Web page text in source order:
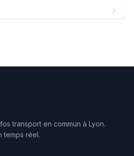
transport en commun à Lyon.
temps réel.